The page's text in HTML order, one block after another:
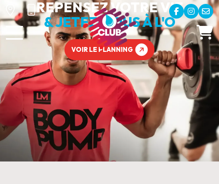
REPENSEZ VOTRE VIE
& JETEZ-VOUS À L'O
VOIR LE PLANNING